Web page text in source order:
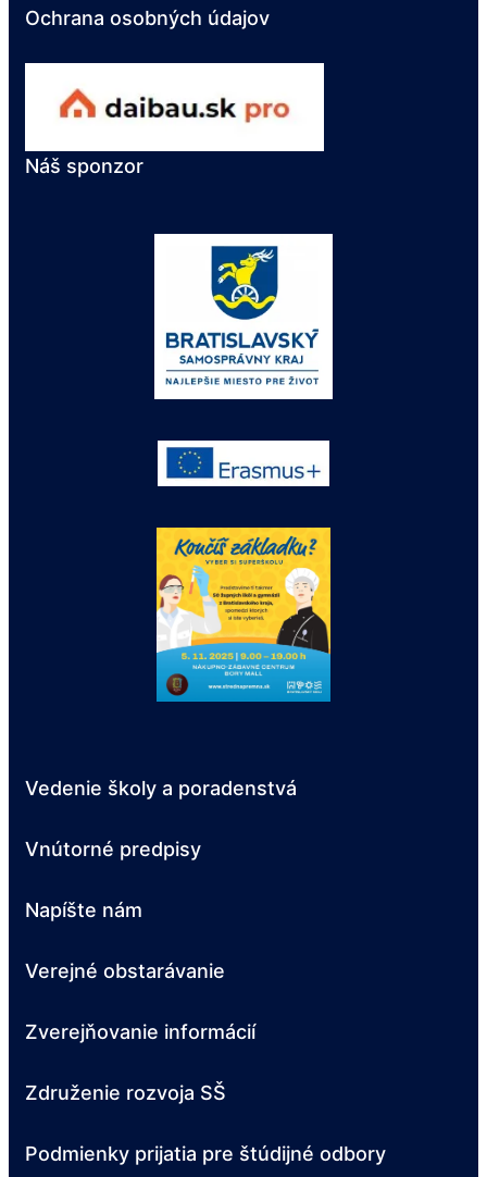
Ochrana osobných údajov
Náš sponzor
Vedenie školy a poradenstvá
Vnútorné predpisy
Napíšte nám
Verejné obstarávanie
Zverejňovanie informácií
Združenie rozvoja SŠ
Podmienky prijatia pre štúdijné odbory